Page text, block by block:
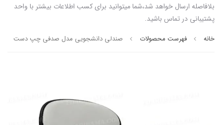
بلافاصله ارسال خواهد شد،شما میتوانید برای کسب اطلاعات بیشتر با واحد
پشتیبانی در تماس باشید.
خانه فهرست محصولات صندلی دانشجویی مدل صدفی چپ دست